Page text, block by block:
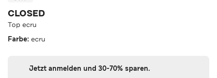
CLOSED
Top ecru
Farbe: ecru
Jetzt anmelden und 30-70% sparen.